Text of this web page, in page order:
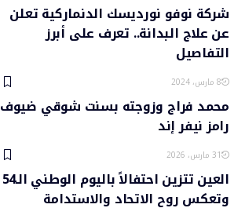
شركة نوفو نورديسك الدنماركية تعلن
عن علاج البدانة.. تعرف على أبرز
التفاصيل
8 مارس، 2024
محمد فراج وزوجته بسنت شوقي ضيوف
رامز نيفر إند
31 مارس، 2026
العين تتزين احتفالاً باليوم الوطني الـ54
وتعكس روح الاتحاد والاستدامة